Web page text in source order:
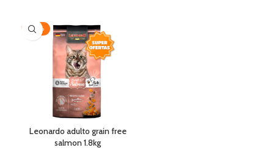
-20%
Leonardo adulto grain free
salmon 1.8kg